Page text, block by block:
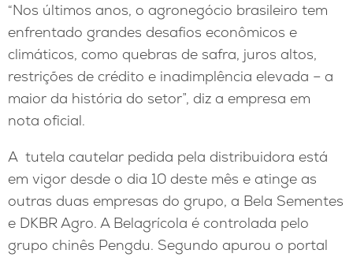
“Nos últimos anos, o agronegócio brasileiro tem
enfrentado grandes desafios econômicos e
climáticos, como quebras de safra, juros altos,
restrições de crédito e inadimplência elevada – a
maior da história do setor”, diz a empresa em
nota oficial.
A tutela cautelar pedida pela distribuidora está
em vigor desde o dia 10 deste mês e atinge as
outras duas empresas do grupo, a Bela Sementes
e DKBR Agro. A Belagrícola é controlada pelo
grupo chinês Pengdu. Segundo apurou o portal